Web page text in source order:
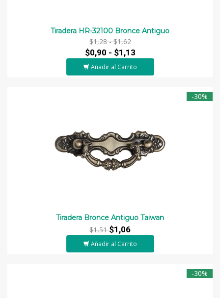
Tiradera HR-32100 Bronce Antiguo
$1,28 -$1,62
$0,90 - $1,13
Añadir al Carrito
-30%
Tiradera Bronce Antiguo Taiwan
$1,51$1,06
Añadir al Carrito
-30%